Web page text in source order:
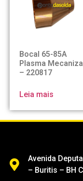
Bocal 65-85A
Plasma
– 220817
Leia mais
Avenida
– Buritis – BH